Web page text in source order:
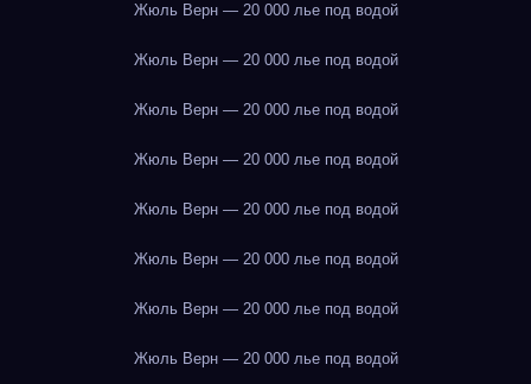
Жюль Верн — 20 000 лье под водой
Жюль Верн — 20 000 лье под водой
Жюль Верн — 20 000 лье под водой
Жюль Верн — 20 000 лье под водой
Жюль Верн — 20 000 лье под водой
Жюль Верн — 20 000 лье под водой
Жюль Верн — 20 000 лье под водой
Жюль Верн — 20 000 лье под водой